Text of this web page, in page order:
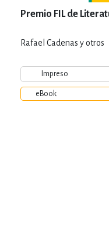
Premio FIL de
Rafael Cadenas y otros
Impreso
eBook